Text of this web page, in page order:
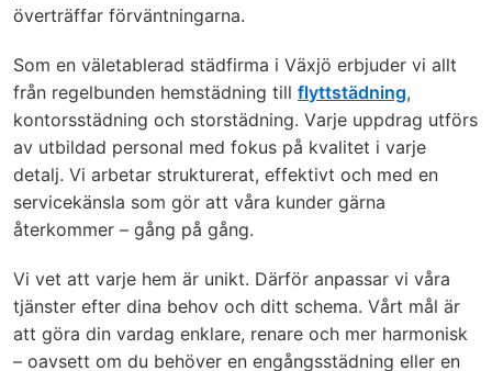
överträffar förväntningarna.
Som en väletablerad städfirma i Växjö erbjuder vi allt
från regelbunden hemstädning till flyttstädning,
kontorsstädning och storstädning. Varje uppdrag utförs
av utbildad personal med fokus på kvalitet i varje
detalj. Vi arbetar strukturerat, effektivt och med en
servicekänsla som gör att våra kunder gärna
återkommer – gång på gång.
Vi vet att varje hem är unikt. Därför anpassar vi våra
tjänster efter dina behov och ditt schema. Vårt mål är
att göra din vardag enklare, renare och mer harmonisk
– oavsett om du behöver en engångsstädning eller en